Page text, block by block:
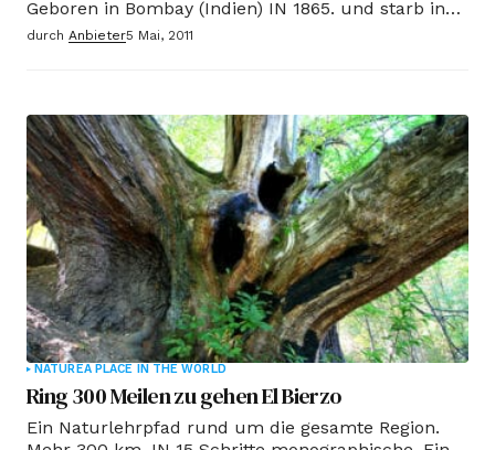
Geboren in Bombay (Indien) IN 1865. und starb in
London 1936. Er lebte in Zeiten des Krieges und
durch Anbieter5 Mai, 2011
NATUREA PLACE IN THE WORLD
Ring 300 Meilen zu gehen El Bierzo
Ein Naturlehrpfad rund um die gesamte Region.